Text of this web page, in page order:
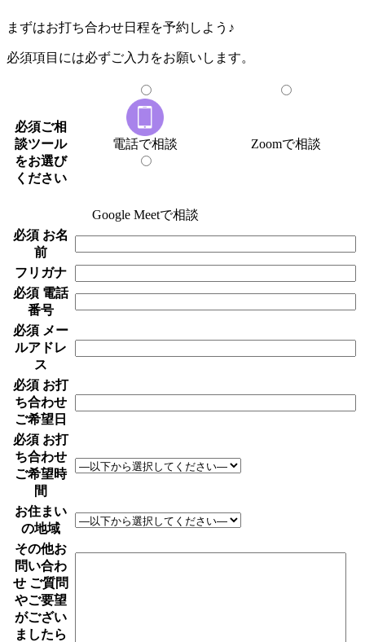
まずはお打ち合わせ日程を予約しよう♪
必須項目には必ずご入力をお願いします。
必須ご相
談ツール
をお選び
ください
電話で相談 Zoomで相談
Google Meetで相談
必須お名
前
フリガナ
必須電話
番号
必須メー
ルアドレ
ス
必須お打
ち合わせ
ご希望日
必須お打
ち合わせ
ご希望時
間
お住まい
の地域
その他お
問い合わ
せ ご質問
やご要望
がござい
ましたら